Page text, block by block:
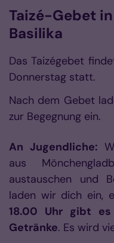
Taizé-Gebet
Basilika
Das Taizégebet
Donnerstag statt.
Nach dem Gebet
zur Begegnung ein.
An Jugendliche:
aus
austauschen und
laden wir dich ein,
18.00 Uhr gibt es
Getränke. Es wird